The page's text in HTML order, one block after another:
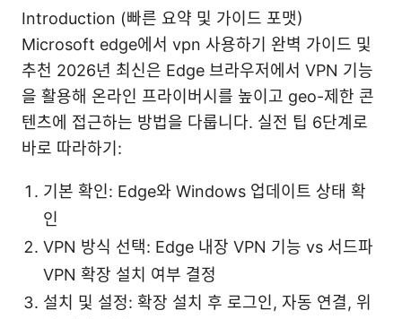
Introduction (빠른 요약 및 가이드 포맷)
Microsoft edge에서 vpn 사용하기 완벽 가이드 및
추천 2026년 최신은 Edge 브라우저에서 VPN 기능
을 활용해 온라인 프라이버시를 높이고 geo-제한 콘
텐츠에 접근하는 방법을 다룹니다. 실전 팁 6단계로
바로 따라하기:
기본 확인: Edge와 Windows 업데이트 상태 확
인
VPN 방식 선택: Edge 내장 VPN 기능 vs 서드파
VPN 확장 설치 여부 결정
설치 및 설정: 확장 설치 후 로그인, 자동 연결, 위